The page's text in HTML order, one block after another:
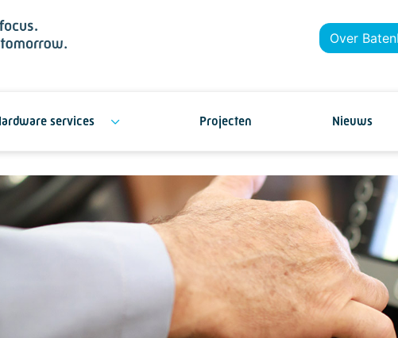
Over
services Projecten Nieuws